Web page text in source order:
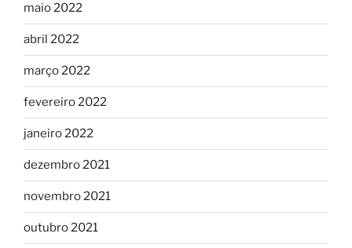
maio 2022
abril 2022
março 2022
fevereiro 2022
janeiro 2022
dezembro 2021
novembro 2021
outubro 2021